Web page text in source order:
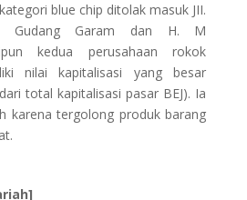
blue chip ditolak masuk JII.
Gudang Garam dan H. M
kedua perusahaan rokok
nilai kapitalisasi yang besar
total kapitalisasi pasar BEJ). Ia
karena tergolong produk barang